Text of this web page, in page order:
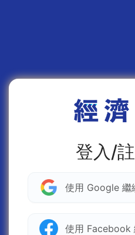
登入/
使用 Google 繼
使用 Facebook